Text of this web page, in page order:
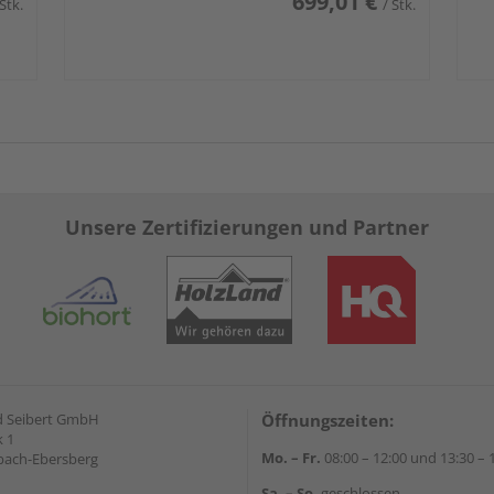
/ Stk.
Unsere Zertifizierungen und Partner
Seibert GmbH
1
Ebersberg
Öffnungszeiten:
Mo. – Fr. 08:00 – 12:00 und 13:30 –